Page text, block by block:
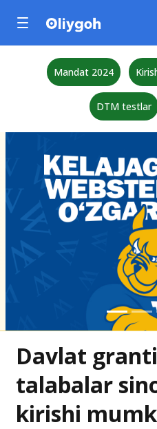
Mandat 2024
DTM testlar
Davlat
talabalar
kirishi